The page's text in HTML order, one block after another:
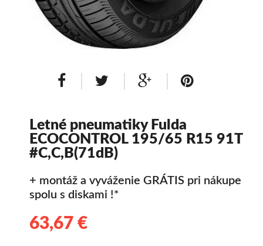
Disky
Hliníkové / ALU disky / Elektróny
Letné pneumatiky Fulda
ECOCONTROL 195/65 R15 91T
#C,C,B(71dB)
+ montáž a vyváženie GRÁTIS pri nákupe
spolu s diskami !*
63,67 €